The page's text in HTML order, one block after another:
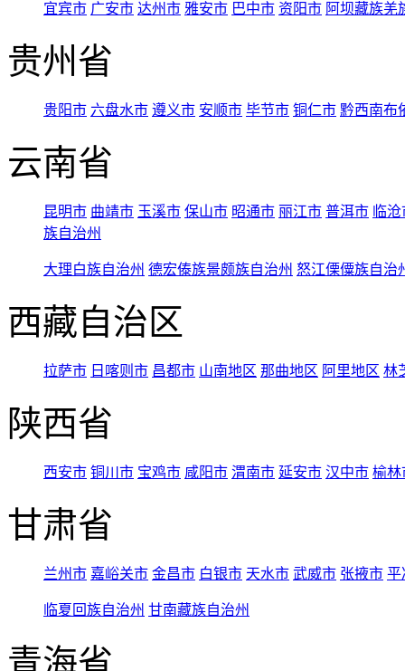
宜宾市 广安市 达州市 雅安市 巴中市 资阳市 阿坝藏族羌
贵州省
贵阳市 六盘水市 遵义市 安顺市 毕节市 铜仁市 黔西南布
云南省
昆明市 曲靖市 玉溪市 保山市 昭通市 丽江市 普洱市 临
族自治州
大理白族自治州 德宏傣族景颇族自治州 怒江傈僳族自治
西藏自治区
拉萨市 日喀则市 昌都市 山南地区 那曲地区 阿里地区 林
陕西省
西安市 铜川市 宝鸡市 咸阳市 渭南市 延安市 汉中市 榆林
甘肃省
兰州市 嘉峪关市 金昌市 白银市 天水市 武威市 张掖市 平
临夏回族自治州 甘南藏族自治州
青海省